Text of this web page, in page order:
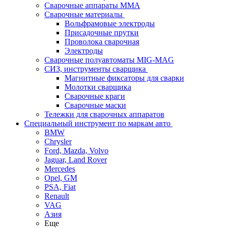
Сварочные аппараты MMA
Сварочные материалы
Вольфрамовые электроды
Присадочные прутки
Проволока сварочная
Электроды
Сварочные полуавтоматы MIG-MAG
СИЗ, инструменты сварщика
Магнитные фиксаторы для сварки
Молотки сварщика
Сварочные краги
Сварочные маски
Тележки для сварочных аппаратов
Специальный инструмент по маркам авто
BMW
Chrysler
Ford, Mazda, Volvo
Jaguar, Land Rover
Mercedes
Opel, GM
PSA, Fiat
Renault
VAG
Азия
Еще